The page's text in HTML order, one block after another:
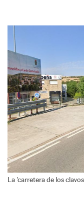
La 'carretera de los